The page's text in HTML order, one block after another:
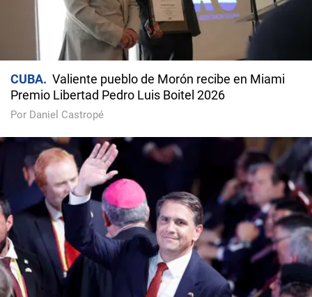
CUBA
Valiente pueblo de Morón recibe en Miami
Premio Libertad Pedro Luis Boitel 2026
Por Daniel Castropé